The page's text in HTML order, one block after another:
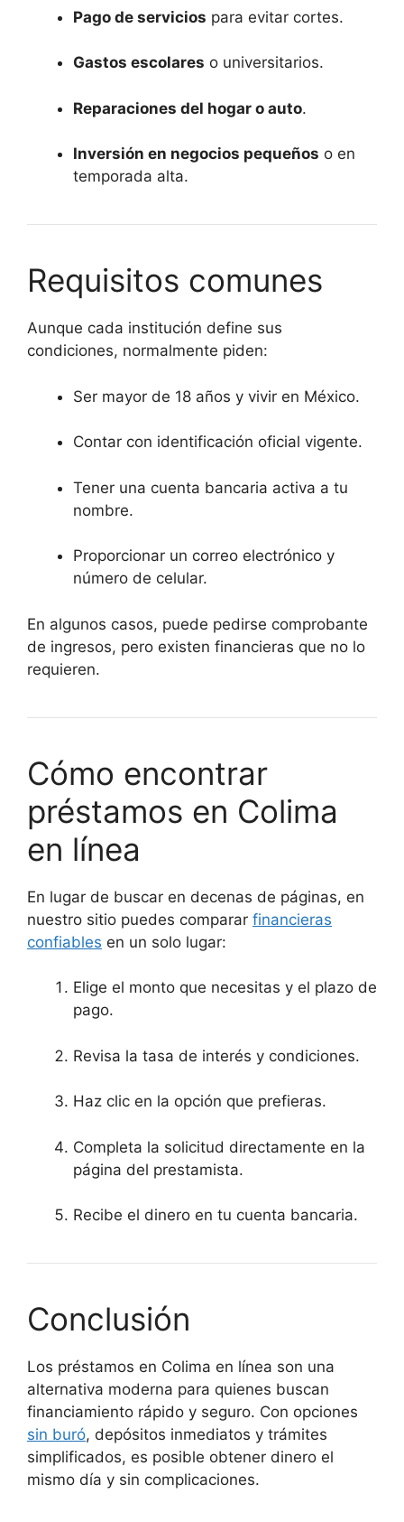
Pago de servicios para evitar cortes.
Gastos escolares o universitarios.
Reparaciones del hogar o auto.
Inversión en negocios pequeños o en
temporada alta.
Requisitos comunes
Aunque cada institución define sus
condiciones, normalmente piden:
Ser mayor de 18 años y vivir en México.
Contar con identificación oficial vigente.
Tener una cuenta bancaria activa a tu
nombre.
Proporcionar un correo electrónico y
número de celular.
En algunos casos, puede pedirse comprobante
de ingresos, pero existen financieras que no lo
requieren.
Cómo encontrar
préstamos en Colima
en línea
En lugar de buscar en decenas de páginas, en
nuestro sitio puedes comparar financieras
confiables en un solo lugar:
Elige el monto que necesitas y el plazo de
pago.
Revisa la tasa de interés y condiciones.
Haz clic en la opción que prefieras.
Completa la solicitud directamente en la
página del prestamista.
Recibe el dinero en tu cuenta bancaria.
Conclusión
Los préstamos en Colima en línea son una
alternativa moderna para quienes buscan
financiamiento rápido y seguro. Con opciones
sin buró, depósitos inmediatos y trámites
simplificados, es posible obtener dinero el
mismo día y sin complicaciones.